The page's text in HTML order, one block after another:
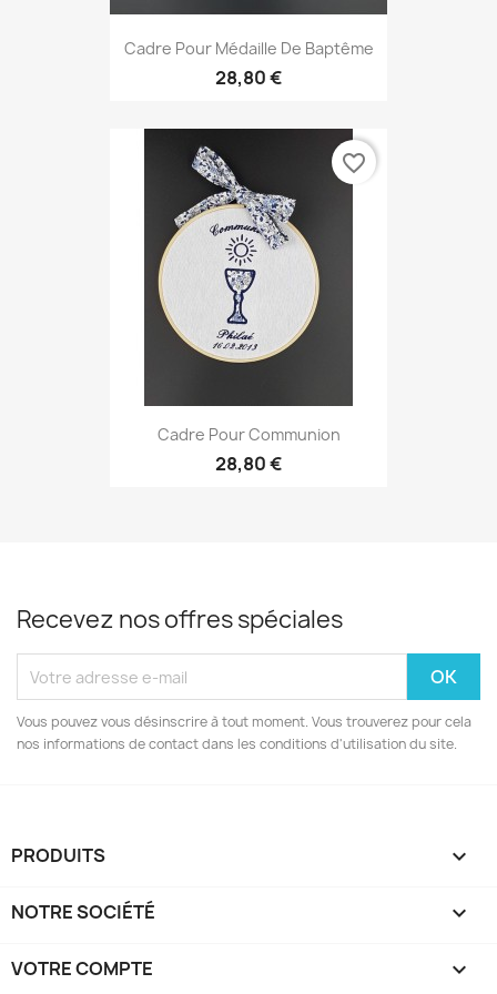
Cadre Pour Médaille De Baptême
28,80 €
Cadre Pour Communion
28,80 €
favorite_border
Recevez nos offres spéciales
Vous pouvez vous désinscrire à tout moment. Vous trouverez pour cela
nos informations de contact dans les conditions d'utilisation du site.
PRODUITS 
NOTRE SOCIÉTÉ 
VOTRE COMPTE 